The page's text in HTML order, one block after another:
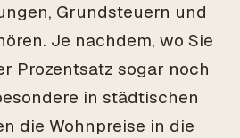
Grundsteuern und
Je nachdem, wo Sie
Prozentsatz sogar noch
in städtischen
die Wohnpreise in die